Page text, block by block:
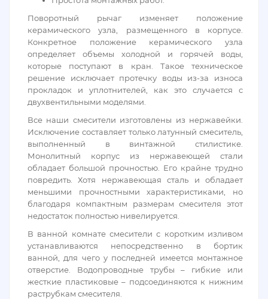
Поворотный рычаг изменяет положение
керамического узла, размещенного в корпусе.
Конкретное положение керамического узла
определяет объемы холодной и горячей воды,
которые поступают в кран. Такое техническое
решение исключает протечку воды из-за износа
прокладок и уплотнителей, как это случается с
двухвентильными моделями.
Все наши смесители изготовлены из нержавейки.
Исключение составляет только латунный смеситель,
выполненный в винтажной стилистике.
Монолитный корпус из нержавеющей стали
обладает большой прочностью. Его крайне трудно
повредить. Хотя нержавеющая сталь и обладает
меньшими прочностными характеристиками, но
благодаря компактным размерам смесителя этот
недостаток полностью нивелируется.
В ванной комнате смесители с коротким изливом
устанавливаются непосредственно в бортик
ванной, для чего у последней имеется монтажное
отверстие. Водопроводные трубы – гибкие или
жесткие пластиковые – подсоединяются к нижним
раструбкам смесителя.